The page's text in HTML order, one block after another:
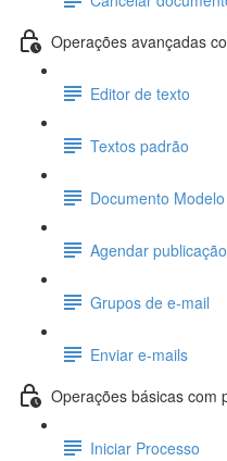
Operações avançadas
Editor de texto
Textos padrão
Documento Modelo
Agendar publicação
Grupos de e-mail
Enviar e-mails
Operações básicas com
Iniciar Processo